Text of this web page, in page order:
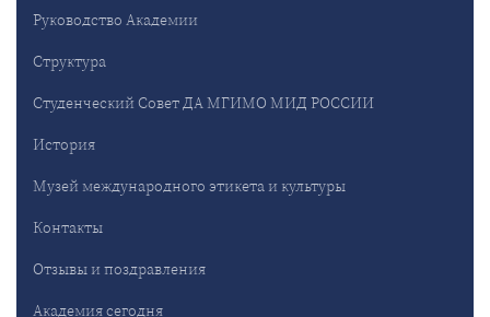
Руководство Академии
Структура
Студенческий Совет ДА МГИМО МИД РОССИИ
История
Музей международного этикета и культуры
Контакты
Отзывы и поздравления
Академия сегодня